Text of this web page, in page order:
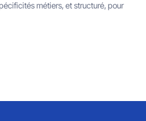
métiers, et structuré, pour